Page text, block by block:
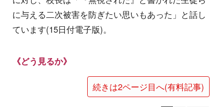
に与える二次被害を防ぎたい思いもあった」と話し
ています(15日付電子版)。
《どう見るか》
続きは2ページ目へ(有料記事)